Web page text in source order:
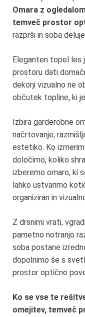
Omara z
temveč prostor
razprši in soba
Eleganten topel les
prostoru dati
dekorji vizualno ne
občutek topline, ki
Izbira garderobne
načrtovanje,
estetiko. Ko
določimo, koliko
izberemo omaro, ki
lahko ustvarimo
organiziran in
Z drsnimi vrati,
pametno notranjo
soba postane
dopolnimo še s
prostor optično
Ko se vse te
omejitev, temveč